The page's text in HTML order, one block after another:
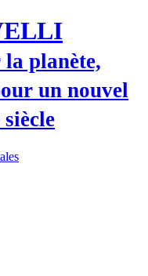
la planète,
un nouvel